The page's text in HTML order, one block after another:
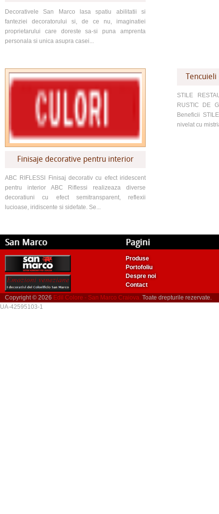
Decorativele San Marco lasa spatiu abilitatii si
fanteziei decoratorului si, de ce nu, imaginatiei
proprietarului care doreste sa-si puna amprenta
personala si unica asupra casei...
Finisaje decorative pentru interior
ABC RIFLESSI Finisaj decorativ cu efect iridescent
pentru interior ABC Riflessi realizeaza diverse
decoratiuni cu efect semitransparent, reflexii
lucioase, iridiscente si sidefate. Se...
STILE
RUSTIC DE
Beneficii
nivelat cu
San Marco Pagini
Produse
Portofoliu
Despre noi
Contact
Copyright © 2026 Edil Colore - San Marco Craiova. Toate drepturile rezervate.
UA-42595103-1